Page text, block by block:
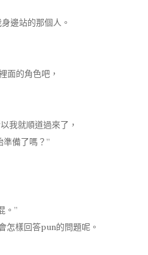
邊站的那個人。
面的角色吧，
我就順道過來了，
備了嗎？”
。”
怎樣回答pun的問題呢。